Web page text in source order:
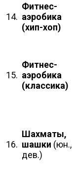
14.
Фитнес-
аэробика
(хип-хоп)
15.
Фитнес-
аэробика
(классика)
16.
Шахматы,
шашки (юн.,
дев.)